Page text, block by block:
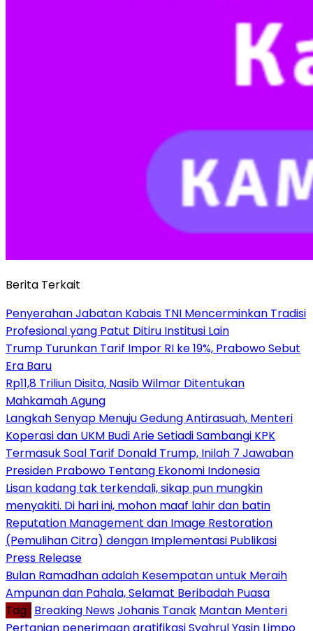
Berita Terkait
Penyerahan Jabatan Kabais TNI Mencerminkan Tradisi
Profesional yang Patut Ditiru Institusi Lain
Trump Turunkan Tarif Impor RI ke 19%, Prabowo Sebut
Era Baru
Rp11,8 Triliun Disita, Nasib Wilmar Ditentukan
Mahkamah Agung
Langkah Senyap Menuju Gedung Antirasuah, Menteri
Koperasi dan UKM Budi Arie Setiadi Sambangi KPK
Termasuk Soal Tarif Donald Trump, Inilah 7 Jawaban
Presiden Prabowo Tentang Ekonomi Indonesia
Lisan kadang tak terkendali, sikap pun mungkin
menyakiti. Di hari ini, mohon maaf lahir dan batin
Reputation Management dan Image Restoration
(Pemulihan Citra) dengan Implementasi Publikasi
Press Release
Bulan Ramadhan adalah Kesempatan untuk Meraih
Ampunan dan Pahala, Selamat Beribadah Puasa
Tag : Breaking NewsJohanis Tanak Mantan Menteri
Pertanian penerimaan gratifikasiSyahrul Yasin Limpo